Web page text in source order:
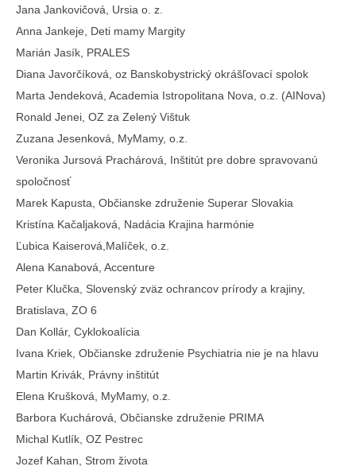
Jana Jankovičová, Ursia o. z.
Anna Jankeje, Deti mamy Margity
Marián Jasík, PRALES
Diana Javorčíková, oz Banskobystrický okrášľovací spolok
Marta Jendeková, Academia Istropolitana Nova, o.z. (AINova)
Ronald Jenei, OZ za Zelený Vištuk
Zuzana Jesenková, MyMamy, o.z.
Veronika Jursová Prachárová, Inštitút pre dobre spravovanú
spoločnosť
Marek Kapusta, Občianske združenie Superar Slovakia
Kristína Kačaljaková, Nadácia Krajina harmónie
Ľubica Kaiserová,Malíček, o.z.
Alena Kanabová, Accenture
Peter Klučka, Slovenský zväz ochrancov prírody a krajiny,
Bratislava, ZO 6
Dan Kollár, Cyklokoalícia
Ivana Kriek, Občianske združenie Psychiatria nie je na hlavu
Martin Krivák, Právny inštitút
Elena Krušková, MyMamy, o.z.
Barbora Kuchárová, Občianske združenie PRIMA
Michal Kutlík, OZ Pestrec
Jozef Kahan, Strom života